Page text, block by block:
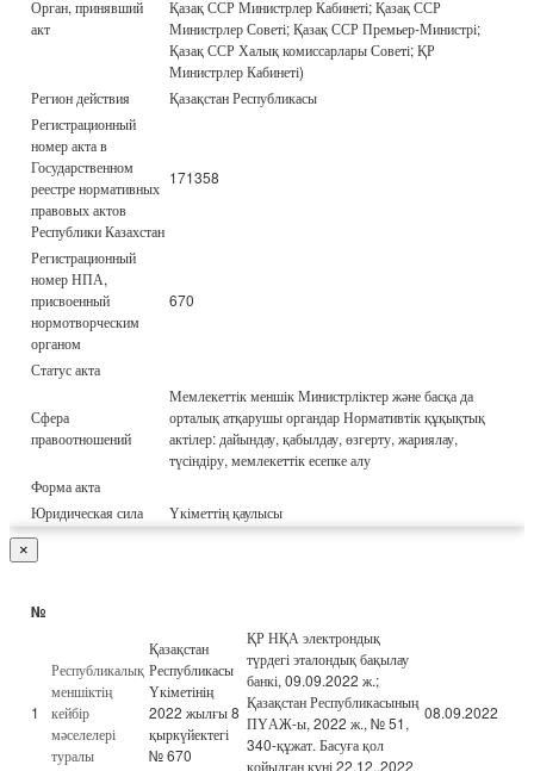
Орган, принявший
акт
Қазақ ССР Министрлер Кабинеті; Қазақ ССР
Министрлер Советі; Қазақ ССР Премьер-Министрі;
Қазақ ССР Халық комиссарлары Советі; ҚР
Министрлер Кабинеті)
Регион действия
Қазақстан Республикасы
Регистрационный
номер акта в
Государственном
реестре нормативных
правовых актов
Республики Казахстан
171358
Регистрационный
номер НПА,
присвоенный
нормотворческим
органом
670
Статус акта
Сфера
правоотношений
Мемлекеттік меншік Министрліктер және басқа да
орталық атқарушы органдар Нормативтік құқықтық
актілер: дайындау, қабылдау, өзгерту, жариялау,
түсіндіру, мемлекеттік есепке алу
Форма акта
Юридическая сила
Үкіметтің қаулысы
×
№
1
Республикалық
меншіктің
кейбір
мәселелері
туралы
Қазақстан
Республикасы
Үкіметінің
2022 жылғы 8
қыркүйектегі
№ 670
ҚР НҚА электрондық
түрдегі эталондық бақылау
банкі, 09.09.2022 ж.;
Қазақстан Республикасының
ПҮАЖ-ы, 2022 ж., № 51,
340-құжат. Басуға қол
қойылған күні 22.12..2022
08.09.2022